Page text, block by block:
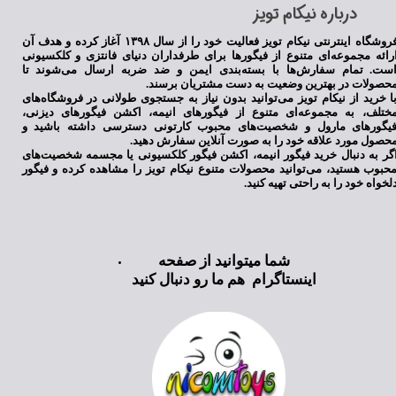
★★★★★
★ ★★ ★★
​درباره نیکام تویز
فروشگاه اینترنتی نیکام تویز فعالیت خود را از سال ۱۳۹۸ آغاز کرده و هدف آن
مجموعه‌ای متنوع از فیگورها برای طرفداران دنیای فانتزی و کلکسیونی
تمام سفارش‌ها با بسته‌بندی ایمن و ضد ضربه ارسال می‌شوند تا
در بهترین وضعیت به دست مشتریان برسند.
خرید از نیکام تویز می‌توانید بدون نیاز به جستجوی طولانی در فروشگاه‌های
به مجموعه‌ای متنوع از فیگورهای انیمه، اکشن فیگورهای دیزنی،
مارول و شخصیت‌های محبوب کارتونی دسترسی داشته باشید و
مورد علاقه خود را به صورت آنلاین سفارش دهید.
به دنبال خرید فیگور انیمه، اکشن فیگور کلکسیونی یا مجسمه شخصیت‌های
هستید، می‌توانید محصولات متنوع نیکام تویز را مشاهده کرده و فیگور
خود را به راحتی تهیه کنید.
شما میتوانید از صفحه
اینستاگرام هم ما رو دنبال کنید